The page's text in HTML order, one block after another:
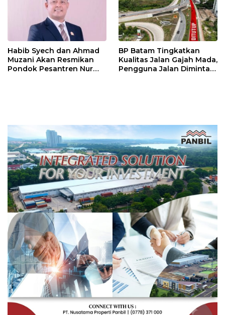
Habib Syech dan Ahmad
Muzani Akan Resmikan
Pondok Pesantren Nur
BP Batam Tingkatkan
Kualitas Jalan Gajah Mada,
Pengguna Jalan Diminta